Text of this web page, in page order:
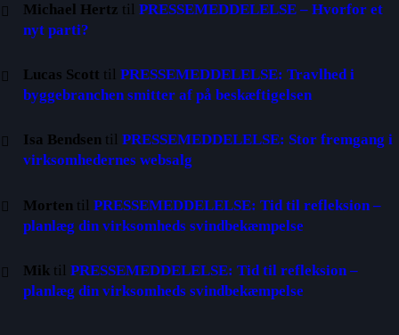
Michael Hertz tilPRESSEMEDDELELSE – Hvorfor et
nyt parti?
Lucas Scott tilPRESSEMEDDELELSE: Travlhed i
byggebranchen smitter af på beskæftigelsen
Isa Bendsen tilPRESSEMEDDELELSE: Stor fremgang i
virksomhedernes websalg
Morten tilPRESSEMEDDELELSE: Tid til refleksion –
planlæg din virksomheds svindbekæmpelse
Mik tilPRESSEMEDDELELSE: Tid til refleksion –
planlæg din virksomheds svindbekæmpelse